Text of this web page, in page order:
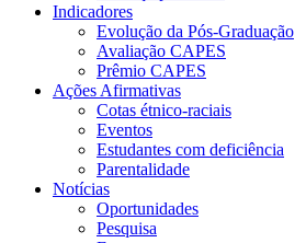
Indicadores
Evolução da Pós-Graduação
Avaliação CAPES
Prêmio CAPES
Ações Afirmativas
Cotas étnico-raciais
Eventos
Estudantes com deficiência
Parentalidade
Notícias
Oportunidades
Pesquisa